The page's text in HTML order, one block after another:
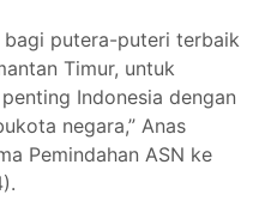
bagi putera-puteri terbaik
Timur, untuk
Indonesia dengan
negara,” Anas
Pemindahan ASN ke